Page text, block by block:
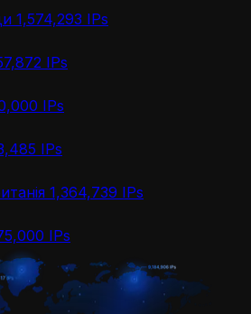
1,574,293 IPs
IPs
IPs
IPs
1,364,739 IPs
IPs